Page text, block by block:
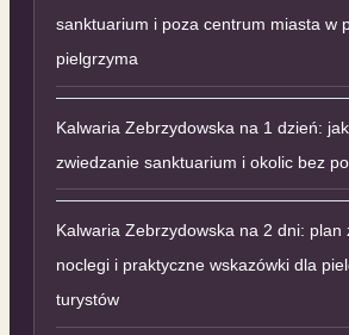
sanktuarium i poza centrum miasta w
pielgrzyma
Kalwaria Zebrzydowska na 1 dzień:
zwiedzanie sanktuarium i okolic bez
Kalwaria Zebrzydowska na 2 dni: plan
noclegi i praktyczne wskazówki dla
turystów